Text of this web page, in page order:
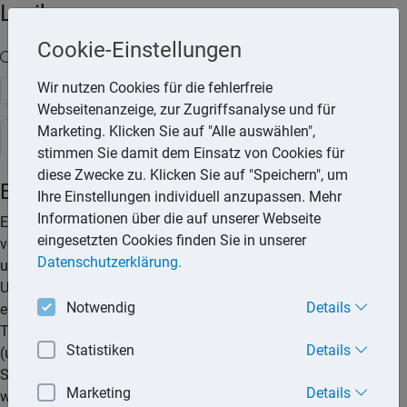
Lexika
Volltext-Suche in den Lexika
Suchen
Steuerlexikon
Einkünfte aus selbstständiger Arbeit
Eine selbstständige Tätigkeit (freiberufliche Tätigkeit) liegt
vor, wenn die Arbeit nicht weisungsgebunden ausgeübt wird
und keine Einbindung in die Organisationsstruktur eines
Unternehmens vorliegt. Für den selbstständig Tätigen muss
ein unternehmerisches Risiko bestehen. Als freiberuflich
Tätige gelten Angehörige der sogenannten Katalogberufe
(unter anderem: Architekten, Ärzte, Rechtsanwälte,
Steuerberater, Wirtschaftsprüfer und Schriftsteller). Auch
weitere Berufsgruppen, die § 18 des
Cookie-Einstellungen
Wir nutzen Cookies für die fehlerfreie
Webseitenanzeige, zur Zugriffsanalyse und für
Marketing. Klicken Sie auf "Alle auswählen",
stimmen Sie damit dem Einsatz von Cookies für
diese Zwecke zu. Klicken Sie auf "Speichern", um
Ihre Einstellungen individuell anzupassen. Mehr
Informationen über die auf unserer Webseite
eingesetzten Cookies finden Sie in unserer
Datenschutzerklärung.
Notwendig Details
Statistiken Details
Marketing Details